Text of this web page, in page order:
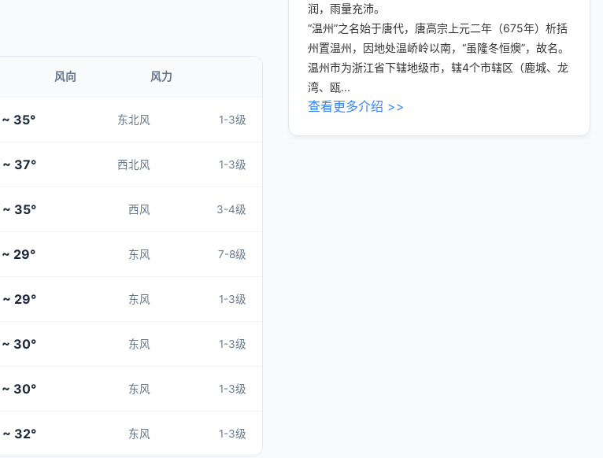
风向 风力
35° 东北风 1-3级
~ 37° 西北风 1-3级
~ 35° 西风 3-4级
29° 东风 7-8级
~ 29° 东风 1-3级
30° 东风 1-3级
~ 30° 东风 1-3级
~ 32° 东风 1-3级
润，雨量充沛。
“温州”之名始于唐代，唐高宗上元二年（675年）析括
州置温州，因地处温峤岭以南，“虽隆冬恒燠”，故名。
温州市为浙江省下辖地级市，辖4个市辖区（鹿城、龙
湾、瓯...
查看更多介绍 >>